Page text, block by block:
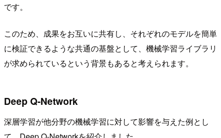
です。
このため、成果をお互いに共有し、それぞれのモデルを簡単
に検証できるような共通の基盤として、機械学習ライブラリ
が求められているという背景もあると考えられます。
Deep Q-Network
深層学習が他分野の機械学習に対して影響を与えた例とし